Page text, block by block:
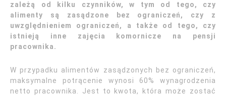
zależą od kilku czynników, w tym od tego, czy
alimenty są zasądzone bez ograniczeń, czy z
uwzględnieniem ograniczeń, a także od tego, czy
istnieją inne zajęcia komornicze na pensji
pracownika.
W przypadku alimentów zasądzonych bez ograniczeń,
maksymalne potrącenie wynosi 60% wynagrodzenia
netto pracownika. Jest to kwota, która może zostać